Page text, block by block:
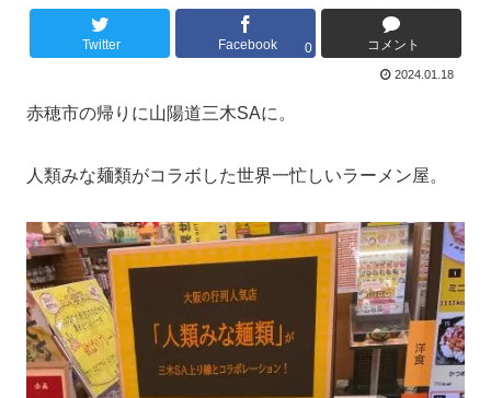
Twitter Facebook 0 コメント
2024.01.18
赤穂市の帰りに山陽道三木SAに。
人類みな麺類がコラボした世界一忙しいラーメン屋。